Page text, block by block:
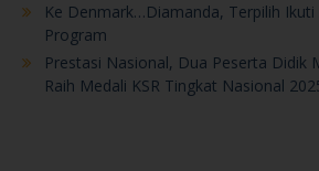
Ke Denmark…Diamanda, Terpilih Ikuti
Program
Prestasi Nasional, Dua Peserta Didik
Raih Medali KSR Tingkat Nasional